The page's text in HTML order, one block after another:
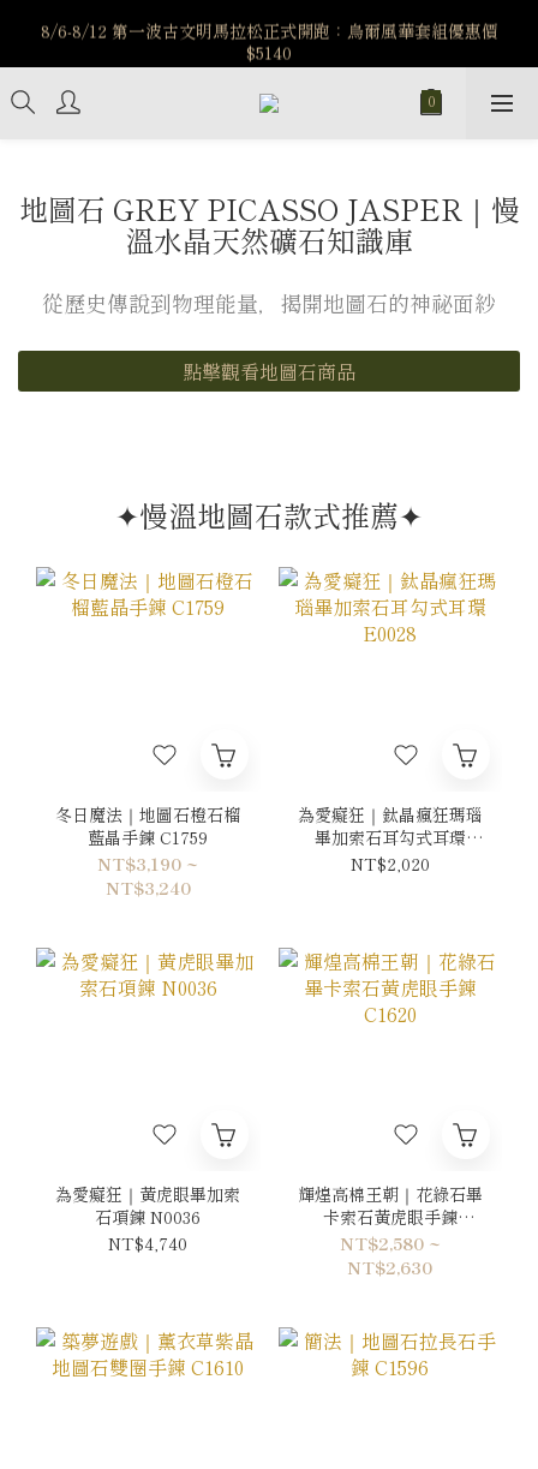
️8/6-8/12 第一波古文明馬拉松正式開跑：烏爾風華套組優惠價
$5140
️8/6-8/12 第一波古文明馬拉松正式開跑：烏爾風華套組優惠價
$5140
7/15-8/25 神秘星象學系列｜獅子座時區 項鍊 X 戒指 X 手鍊 享福
利
️8/6-8/12 第一波古文明馬拉松正式開跑：烏爾風華套組優惠價
$5140
地圖石 GREY PICASSO JASPER｜慢
溫水晶天然礦石知識庫
從歷史傳說到物理能量，揭開地圖石的神祕面紗
點擊觀看地圖石商品
✦慢溫地圖石款式推薦✦
冬日魔法｜地圖石橙石榴
藍晶手鍊 C1759
NT$3,190 ~
NT$3,240
為愛癡狂｜鈦晶瘋狂瑪瑙
畢加索石耳勾式耳環
E0028
NT$2,020
為愛癡狂｜黃虎眼畢加索
石項鍊 N0036
NT$4,740
輝煌高棉王朝｜花綠石畢
卡索石黃虎眼手鍊
C1620
NT$2,580 ~
NT$2,630